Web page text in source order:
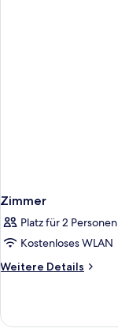
Zimmer
Platz für 2 Personen
Kostenloses WLAN
Weitere Details
Weitere